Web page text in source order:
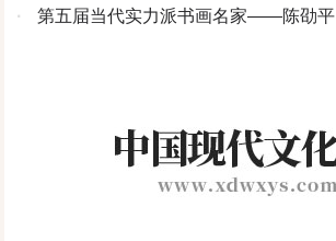
·
第五届当代实力派书画名家——陈劭平